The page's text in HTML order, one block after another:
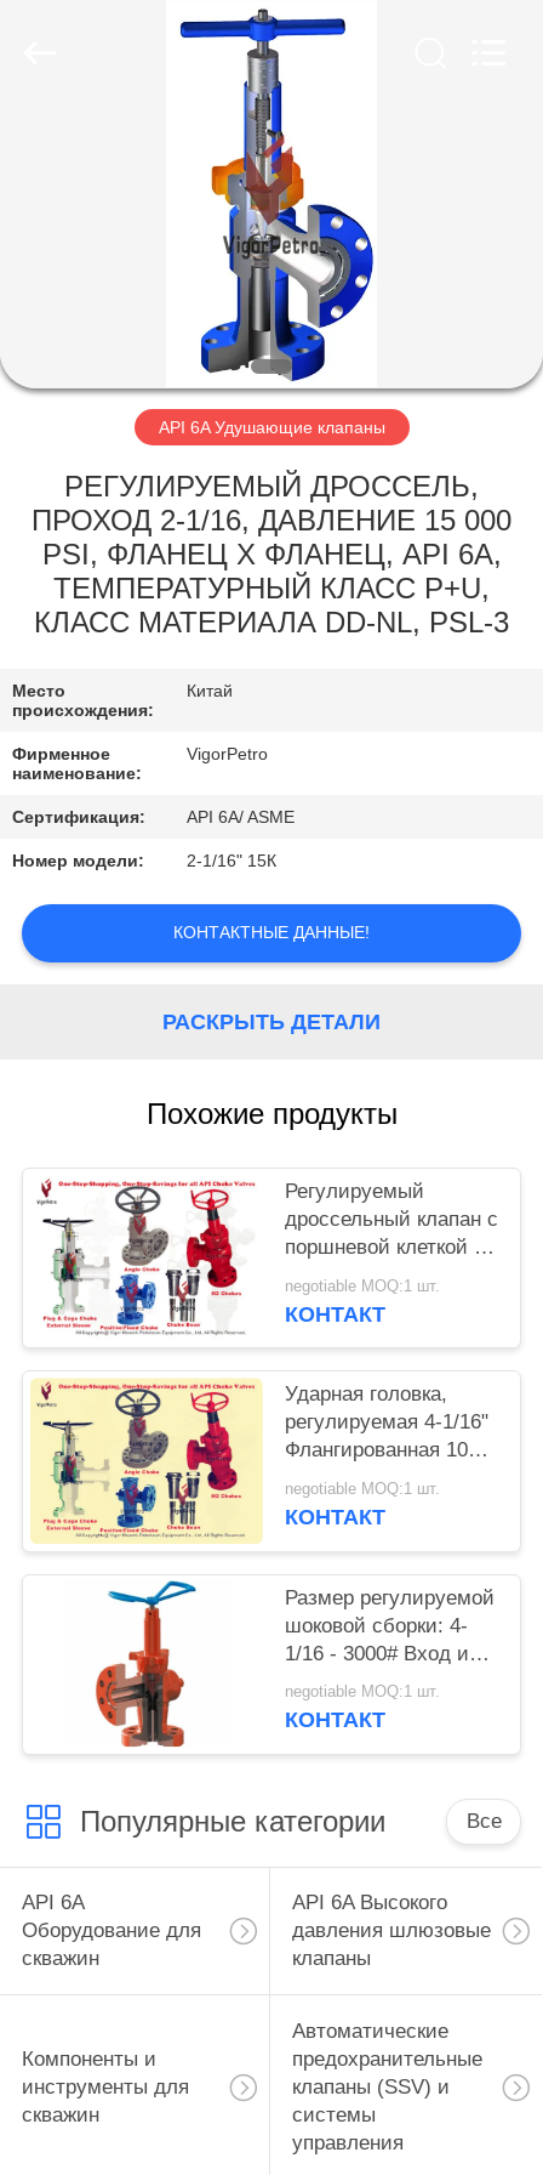
КОМПАНИИ
ФАБРИКА
КОНТРОЛЬ
КАЧЕСТВА
ДАННЫЕ
ОТПРАВИТЬ
ЗАПРОС
КАРТА
САЙТА
API 6A Удушающие клапаны
РЕГУЛИРУЕМЫЙ ДРОССЕЛЬ,
ПРОХОД 2-1/16, ДАВЛЕНИЕ 15 000
PSI, ФЛАНЕЦ X ФЛАНЕЦ, API 6A,
ТЕМПЕРАТУРНЫЙ КЛАСС P+U,
КЛАСС МАТЕРИАЛА DD-NL, PSL-3
Место
происхождения:
Китай
Фирменное
наименование:
VigorPetro
Сертификация: API 6A/ ASME
Номер модели: 2-1/16" 15К
КОНТАКТНЫЕ ДАННЫЕ!
РАСКРЫТЬ ДЕТАЛИ
Похожие продукты
Регулируемый
дроссельный клапан с
поршневой клеткой и
внешней гильзой,
вход и выход пара 3"
negotiable MOQ:1 шт.
КОНТАКТ
Ударная головка,
регулируемая 4-1/16"
Флангированная 10
000 PSI 2" TRIM H2S,
PSL3 PR1 PU HH-NL
negotiable MOQ:1 шт.
КОНТАКТ
Размер регулируемой
шоковой сборки: 4-
1/16 - 3000# Вход и
выход в фланце WP с
1 максимальным
negotiable MOQ:1 шт.
КОНТАКТ
Популярные категории Все
API 6A
Оборудование для
скважин
API 6A Высокого
давления шлюзовые
клапаны
Компоненты и
инструменты для
скважин
Автоматические
предохранительные
клапаны (SSV) и
системы
управления